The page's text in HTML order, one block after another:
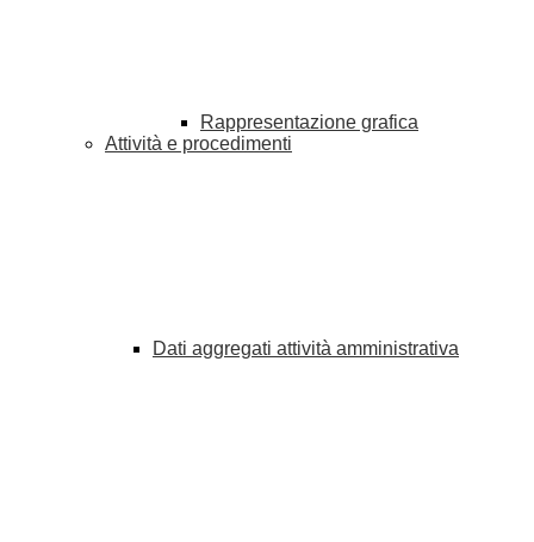
Rappresentazione grafica
Attività e procedimenti
Dati aggregati attività amministrativa